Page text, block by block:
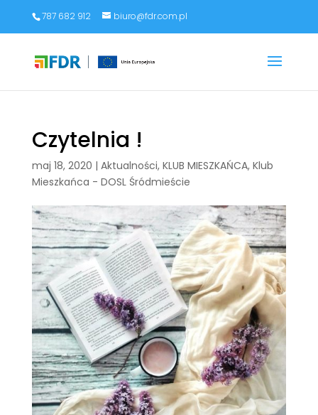
787 682 912 biuro@fdr.com.pl
Czytelnia !
maj 18, 2020 | Aktualności, KLUB MIESZKAŃCA, Klub
Mieszkańca - DOSL Śródmieście